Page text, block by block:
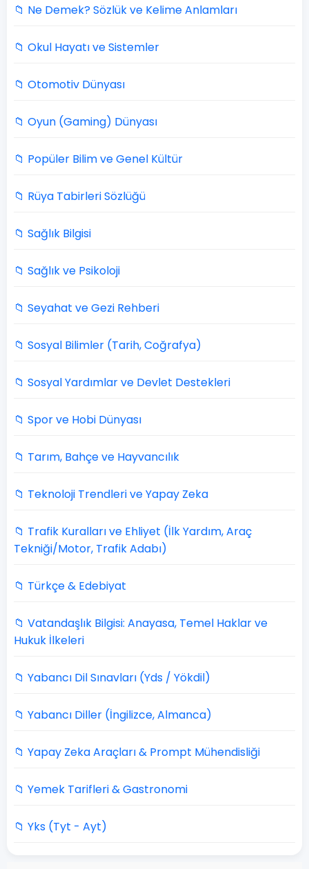
📁 Ne Demek? Sözlük ve Kelime Anlamları
📁 Okul Hayatı ve Sistemler
📁 Otomotiv Dünyası
📁 Oyun (Gaming) Dünyası
📁 Popüler Bilim ve Genel Kültür
📁 Rüya Tabirleri Sözlüğü
📁 Sağlık Bilgisi
📁 Sağlık ve Psikoloji
📁 Seyahat ve Gezi Rehberi
📁 Sosyal Bilimler (Tarih, Coğrafya)
📁 Sosyal Yardımlar ve Devlet Destekleri
📁 Spor ve Hobi Dünyası
📁 Tarım, Bahçe ve Hayvancılık
📁 Teknoloji Trendleri ve Yapay Zeka
📁 Trafik Kuralları ve Ehliyet (İlk Yardım, Araç
Tekniği/Motor, Trafik Adabı)
📁 Türkçe & Edebiyat
📁 Vatandaşlık Bilgisi: Anayasa, Temel Haklar ve
Hukuk İlkeleri
📁 Yabancı Dil Sınavları (Yds / Yökdil)
📁 Yabancı Diller (İngilizce, Almanca)
📁 Yapay Zeka Araçları & Prompt Mühendisliği
📁 Yemek Tarifleri & Gastronomi
📁 Yks (Tyt - Ayt)